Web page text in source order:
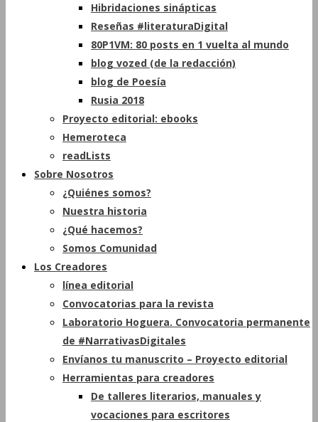
Hibridaciones sinápticas
Reseñas #literaturaDigital
80P1VM: 80 posts en 1 vuelta al mundo
blog vozed (de la redacción)
blog de Poesía
Rusia 2018
Proyecto editorial: ebooks
Hemeroteca
readLists
Sobre Nosotros
¿Quiénes somos?
Nuestra historia
¿Qué hacemos?
Somos Comunidad
Los Creadores
línea editorial
Convocatorias para la revista
Laboratorio Hoguera. Convocatoria permanente
de #NarrativasDigitales
Envíanos tu manuscrito – Proyecto editorial
Herramientas para creadores
De talleres literarios, manuales y
vocaciones para escritores